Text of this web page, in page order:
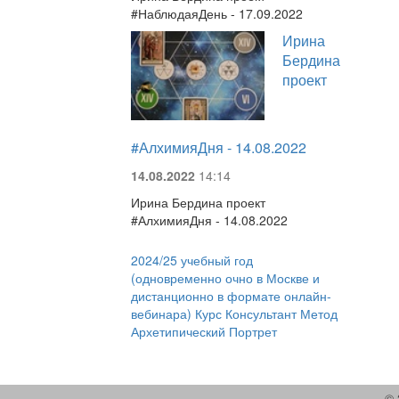
#НаблюдаяДень - 17.09.2022
Ирина
Бердина
проект
#АлхимияДня - 14.08.2022
14.08.2022 14:14
Ирина Бердина проект
#АлхимияДня - 14.08.2022
2024/25 учебный год
(одновременно очно в Москве и
дистанционно в формате онлайн-
вебинара) Курс Консультант Метод
Архетипический Портрет